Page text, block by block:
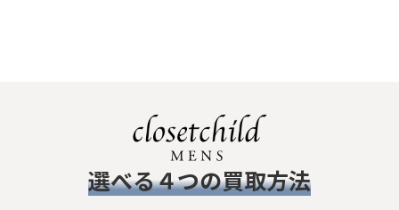
​選べる４つの買取方法